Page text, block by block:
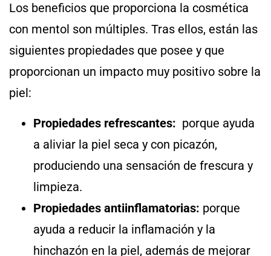
Los beneficios que proporciona la cosmética
con mentol son múltiples. Tras ellos, están las
siguientes propiedades que posee y que
proporcionan un impacto muy positivo sobre la
piel:
Propiedades refrescantes: porque ayuda
a aliviar la piel seca y con picazón,
produciendo una sensación de frescura y
limpieza.
Propiedades antiinflamatorias: porque
ayuda a reducir la inflamación y la
hinchazón en la piel, además de mejorar